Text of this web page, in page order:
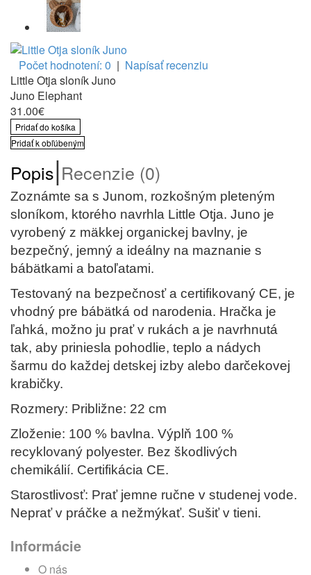
Počet hodnotení: 0 | Napísať recenziu
Little Otja sloník Juno
Juno Elephant
31.00€
Pridať do košíka
Pridať k obľúbeným
Popis|Recenzie (0)
Zoznámte sa s Junom, rozkošným pleteným
sloníkom, ktorého navrhla Little Otja. Juno je
vyrobený z mäkkej organickej bavlny, je
bezpečný, jemný a ideálny na maznanie s
bábätkami a batoľatami.
Testovaný na bezpečnosť a certifikovaný CE, je
vhodný pre bábätká od narodenia. Hračka je
ľahká, možno ju prať v rukách a je navrhnutá
tak, aby priniesla pohodlie, teplo a nádych
šarmu do každej detskej izby alebo darčekovej
krabičky.
Rozmery: Približne: 22 cm
Zloženie: 100 % bavlna. Výplň 100 %
recyklovaný polyester. Bez škodlivých
chemikálií. Certifikácia CE.
Starostlivosť: Prať jemne ručne v studenej vode.
Neprať v práčke a nežmýkať. Sušiť v tieni.
Informácie
O nás